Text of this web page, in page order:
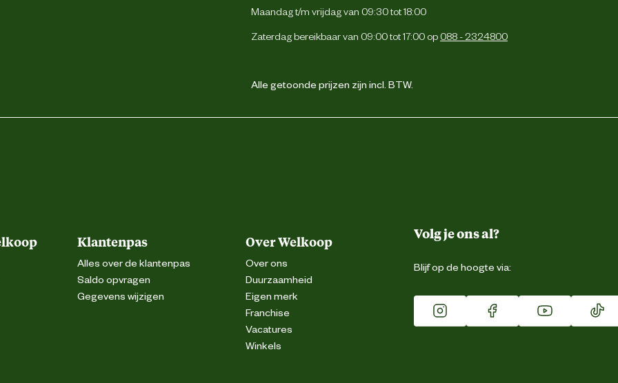
Maandag t/m vrijdag van 09:30 tot 18:00
Zaterdag bereikbaar van 09:00 tot 17:00 op 088 - 2324800
Alle getoonde prijzen zijn incl. BTW.
Klantenpas
Alles over de klantenpas
Saldo opvragen
Gegevens wijzigen
Over Welkoop
Over ons
Duurzaamheid
Eigen merk
Franchise
Vacatures
Winkels
Volg je ons al?
Blijf op de hoogte via: